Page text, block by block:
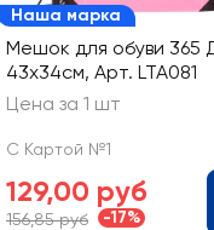
Наша марка
Мешок для обуви 365
43x34см, Арт. LTA081
Цена за 1 шт
С Картой №1
129,00 руб
156,85 руб -17%